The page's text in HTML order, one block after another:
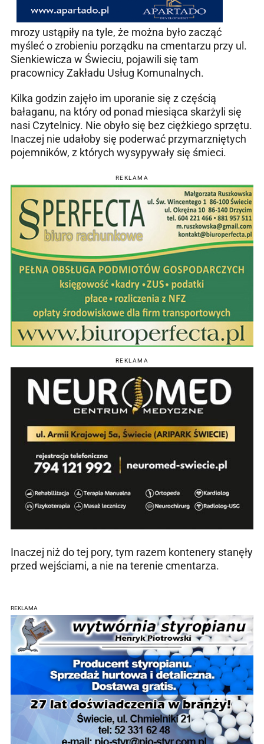
mrozy ustąpiły na tyle, że można było zacząć
myśleć o zrobieniu porządku na cmentarzu przy ul.
Sienkiewicza w Świeciu, pojawili się tam
pracownicy Zakładu Usług Komunalnych.
Kilka godzin zajęło im uporanie się z częścią
bałaganu, na który od ponad miesiąca skarżyli się
nasi Czytelnicy. Nie obyło się bez ciężkiego sprzętu.
Inaczej nie udałoby się poderwać przymarzniętych
pojemników, z których wysypywały się śmieci.
REKLAMA
REKLAMA
Inaczej niż do tej pory, tym razem kontenery stanęły
przed wejściami, a nie na terenie cmentarza.
REKLAMA